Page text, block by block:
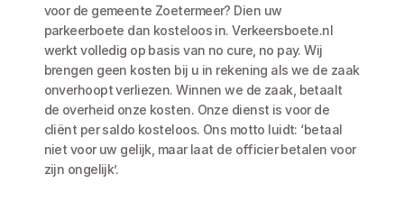
voor de gemeente Zoetermeer? Dien uw
parkeerboete dan kosteloos in. Verkeersboete.nl
werkt volledig op basis van no cure, no pay. Wij
brengen geen kosten bij u in rekening als we de zaak
onverhoopt verliezen. Winnen we de zaak, betaalt
de overheid onze kosten. Onze dienst is voor de
cliënt per saldo kosteloos. Ons motto luidt: ‘betaal
niet voor uw gelijk, maar laat de officier betalen voor
zijn ongelijk’.